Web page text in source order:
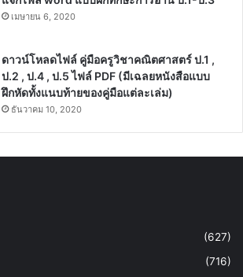
เมษายน 6, 2020
ดาวน์โหลดไฟล์ คู่มือครูวิชาคณิตศาสตร์ ป.1 ,
ป.2 , ป.4 , ป.5 ไฟล์ PDF (มีเฉลยหนังสือแบบ
ฝึกหัดทั้งแนบท้ายของคู่มือแต่ละเล่ม)
ธันวาคม 10, 2020
(627)
(716)